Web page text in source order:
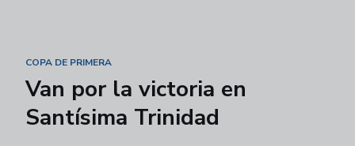
COPA DE PRIMERA
Van por la victoria en
Santísima Trinidad